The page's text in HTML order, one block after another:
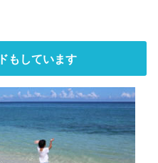
もしています